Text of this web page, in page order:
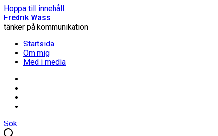
Hoppa till innehåll
Fredrik Wass
tänker på kommunikation
Startsida
Om mig
Med i media
Sök